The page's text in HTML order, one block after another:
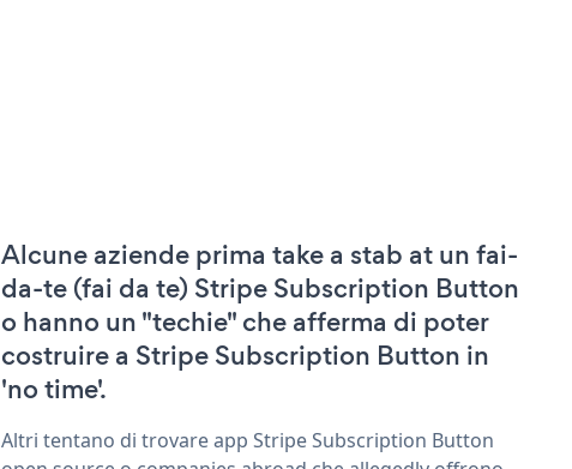
Alcune aziende prima take a stab at un fai-
da-te (fai da te) Stripe Subscription Button
o hanno un "techie" che afferma di poter
costruire a Stripe Subscription Button in
'no time'.
Altri tentano di trovare app Stripe Subscription Button